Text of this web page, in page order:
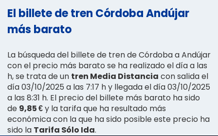
El billete de tren Córdoba Andújar
más barato
La búsqueda del billete de tren de Córdoba a Andújar
con el precio más barato se ha realizado el día a las
h, se trata de un tren Media Distancia con salida el
día 03/10/2025 a las 7:17 h y llegada el día 03/10/2025
a las 8:31 h. El precio del billete más barato ha sido
de 9,85 €y la tarifa que ha resultado más
económica con la que ha sido posible este precio ha
sido la Tarifa Sólo Ida.